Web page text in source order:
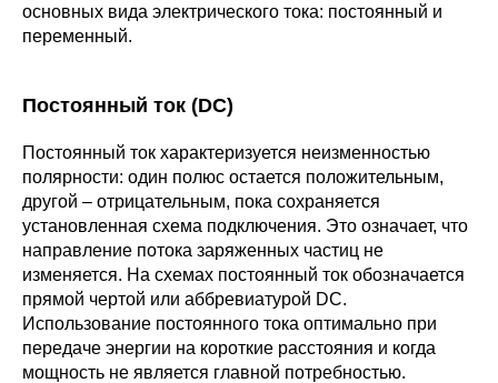
основных вида электрического тока: постоянный и
переменный.
Постоянный ток (DC)
Постоянный ток характеризуется неизменностью
полярности: один полюс остается положительным,
другой – отрицательным, пока сохраняется
установленная схема подключения. Это означает, что
направление потока заряженных частиц не
изменяется. На схемах постоянный ток обозначается
прямой чертой или аббревиатурой DC.
Использование постоянного тока оптимально при
передаче энергии на короткие расстояния и когда
мощность не является главной потребностью.